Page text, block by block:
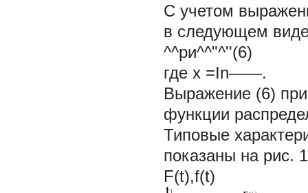
С учетом
в следующем
^^ри^^"^''(6)
где x =In——.
Выражение (6)
функции
Типовые
показаны на рис.
F(t),f(t)